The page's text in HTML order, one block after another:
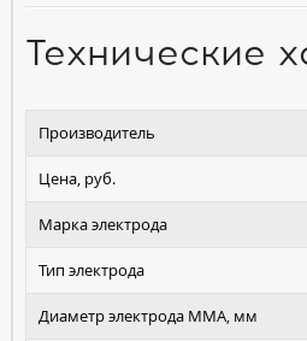
Технические
Производитель
Цена, руб.
Марка электрода
Тип электрода
Диаметр электрода MMA, мм